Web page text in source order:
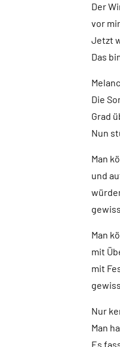
Der
vor
Jetzt
Das
Die
Grad
Nun
Man
und
Man
mit
mit
Nur
Man
Es